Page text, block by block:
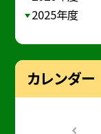
2025年度
カレンダー